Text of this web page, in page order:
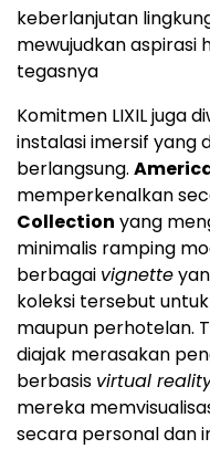
keberlanjutan
mewujudkan aspirasi
tegasnya
Komitmen LIXIL juga
instalasi imersif yang
berlangsung.
memperkenalkan
Collection yang
minimalis ramping
berbagai vignette
koleksi tersebut
maupun perhotelan.
diajak merasakan
berbasis virtual
mereka
secara personal dan